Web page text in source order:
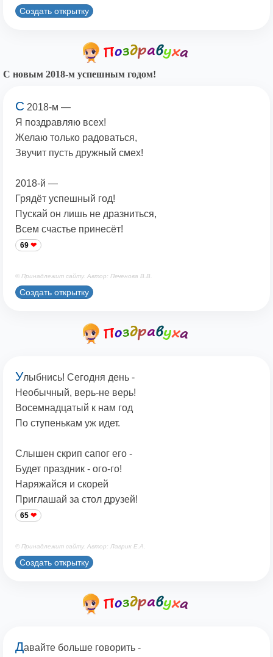
Создать открытку
С новым 2018-м успешным годом!
С 2018-м —
Я поздравляю всех!
Желаю только радоваться,
Звучит пусть дружный смех!
2018-й —
Грядёт успешный год!
Пускай он лишь не дразниться,
Всем счастье принесёт!
69
© Принадлежит сайту. Автор: Печенова В.В.
Создать открытку
Улыбнись! Сегодня день -
Необычный, верь-не верь!
Восемнадцатый к нам год
По ступенькам уж идет.
Слышен скрип сапог его -
Будет праздник - ого-го!
Наряжайся и скорей
Приглашай за стол друзей!
65
© Принадлежит сайту. Автор: Лаврик Е.А.
Создать открытку
Давайте больше говорить -